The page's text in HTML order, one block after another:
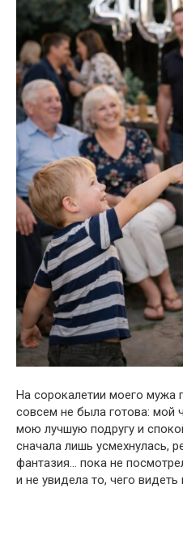
На сорокалетии моего мужа
совсем не была готова: мой
мою лучшую подругу и
сначала лишь усмехнулась,
фантазия… пока не
и не увидела то, чего